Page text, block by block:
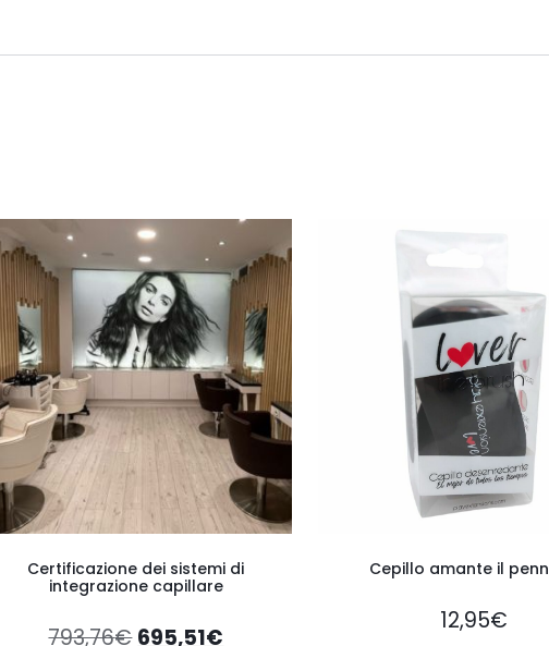
Certificazione dei sistemi di
integrazione capillare
793,76€ 695,51€
Cepillo amante il
12,95€